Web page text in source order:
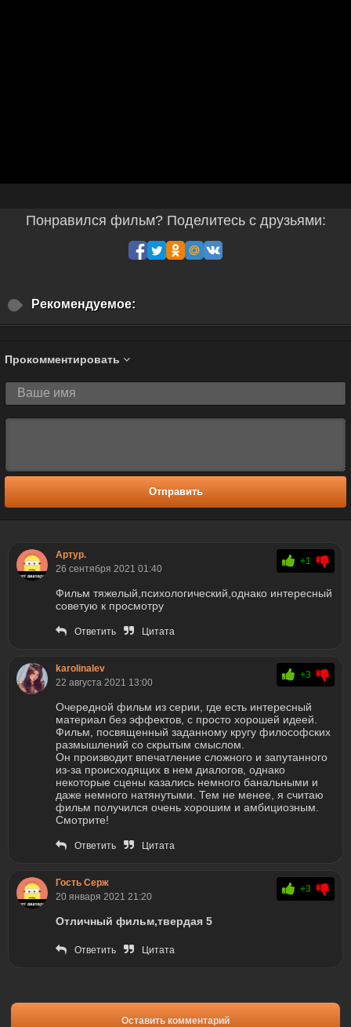
Понравился фильм? Поделитесь с друзьями:
Рекомендуемое:
Прокомментировать
Отправить
Артур.
26 сентября 2021 01:40
+1
Фильм тяжелый,психологический,однако интересный
советую к просмотру
Ответить Цитата
karolinalev
22 августа 2021 13:00
+3
Очередной фильм из серии, где есть интересный
материал без эффектов, с просто хорошей идеей.
Фильм, посвященный заданному кругу философских
размышлений со скрытым смыслом.
Он производит впечатление сложного и запутанного
из-за происходящих в нем диалогов, однако
некоторые сцены казались немного банальными и
даже немного натянутыми. Тем не менее, я считаю
фильм получился очень хорошим и амбициозным.
Смотрите!
Ответить Цитата
Гость Серж
20 января 2021 21:20
+3
Отличный фильм,твердая 5
Ответить Цитата
Оставить комментарий